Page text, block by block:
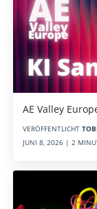
AE Valley
VERÖFFENTLICHT
JUNI 8, 2026 | 2